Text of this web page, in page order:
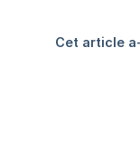
Cet article